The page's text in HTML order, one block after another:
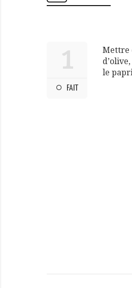
1
FAIT
Mettre
le